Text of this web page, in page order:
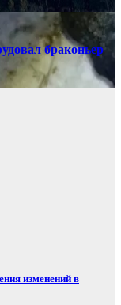
браконьер
изменений в